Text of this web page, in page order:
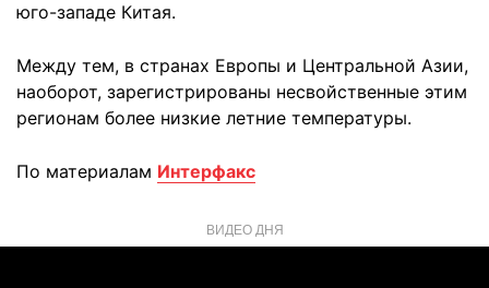
юго-западе Китая.
Между тем, в странах Европы и Центральной Азии,
наоборот, зарегистрированы несвойственные этим
регионам более низкие летние температуры.
По материалам Интерфакс
ВИДЕО ДНЯ